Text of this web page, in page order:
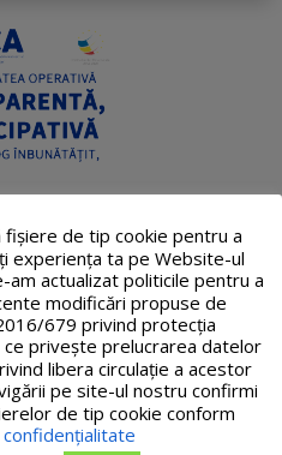
de tip cookie pentru a
experiența ta pe Website-ul
am actualizat politicile pentru a
modificări propuse de
679 privind protecția
privește prelucrarea datelor
libera circulație a acestor
pe site-ul nostru confirmi
de tip cookie conform